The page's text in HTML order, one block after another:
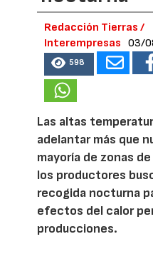
Redacción Tierras /
Interempresas
03/
598
Las altas
adelantar más que
mayoría de zonas
los productores
recogida nocturna
efectos del calor
producciones.